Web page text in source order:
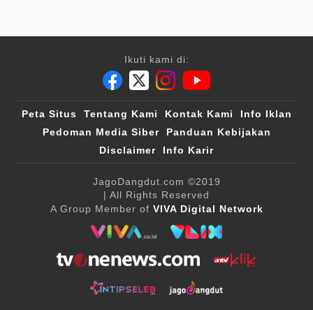
Ikuti kami di:
Peta Situs Tentang Kami Kontak Kami
Info Iklan
Pedoman Media Siber
Panduan Kebijakan
Disclaimer
Info Karir
JagoDangdut.com ©2019
| All Rights Reserved
A Group Member of VIVA Digital Network